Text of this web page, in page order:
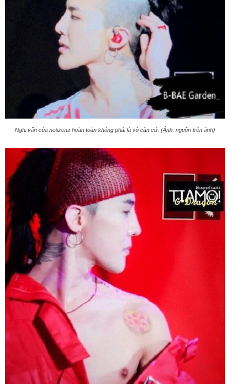
Nghi vấn của netizens hoàn toàn không phải là vô căn cứ. (Ảnh: nguồn trên ảnh)